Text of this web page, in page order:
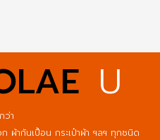
U
ว่า
ผ้ากันเปื้อน กระเป๋าผ้า ฯลฯ ทุกชนิด